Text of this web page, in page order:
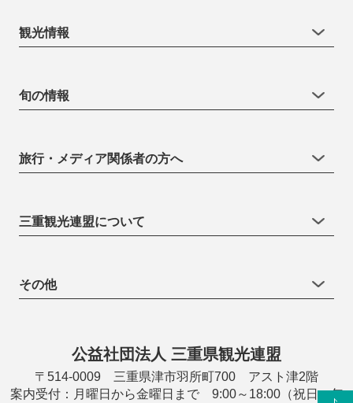
観光情報
旬の情報
旅行・メディア関係者の方へ
三重観光連盟について
その他
公益社団法人 三重県観光連盟
〒514-0009 三重県津市羽所町700 アスト津2階
案内受付：月曜日から金曜日まで 9:00～18:00（祝日・年